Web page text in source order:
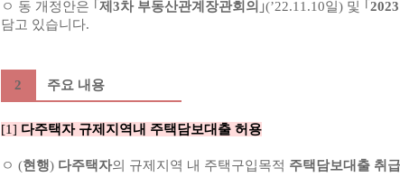
ㅇ 동 개정안은 ｢제3차 부동산관계장관회의 ｣(’22.11.10일) 및 ｢
담고 있습니다.
2 주요 내용
[1] 다주택자 규제지역내 주택담보대출 허용
ㅇ (현행) 다주택자의 규제지역 내 주택구입목적 주택담보대출 취